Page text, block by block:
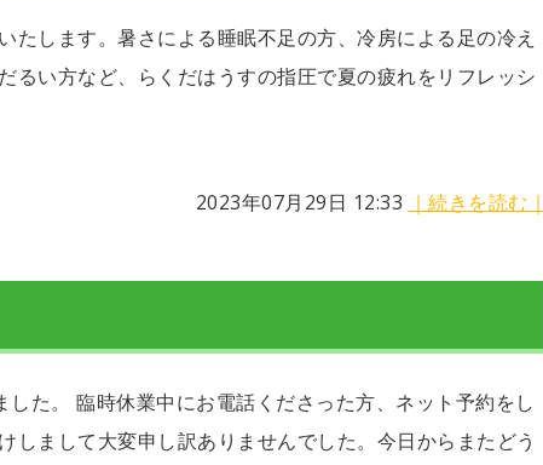
たします。暑さによる睡眠不足の方、冷房による足の冷え
るい方など、らくだはうすの指圧で夏の疲れをリフレッシ
2023年07月29日 12:33 ｜続きを読む｜
た。 臨時休業中にお電話くださった方、ネット予約をし
しまして大変申し訳ありませんでした。今日からまたどう